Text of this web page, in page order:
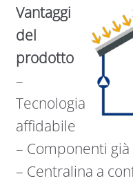
Vantaggi
del
prodotto
–
Tecnologia
affidabile
– Componenti
– Centralina a